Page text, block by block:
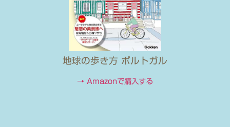
地球の歩き方 ポルトガル
→ Amazonで購入する